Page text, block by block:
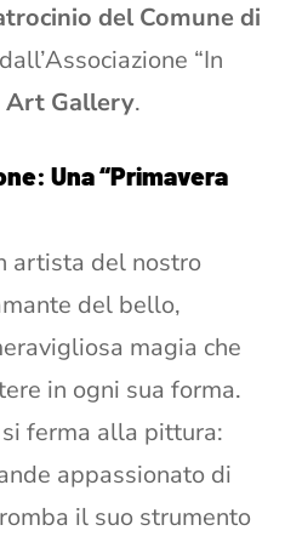
del Comune di
“In
Art Gallery.
Una “Primavera
artista del nostro
del bello,
magia che
in ogni sua forma.
ferma alla pittura:
appassionato di
il suo strumento